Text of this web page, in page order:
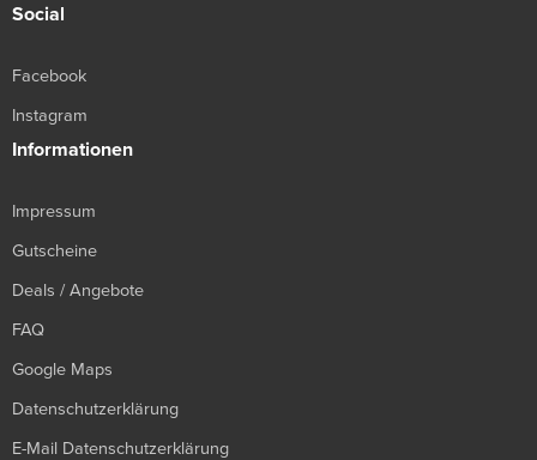
Social
Facebook
Instagram
Informationen
Impressum
Gutscheine
Deals / Angebote
FAQ
Google Maps
Datenschutzerklärung
E-Mail Datenschutzerklärung